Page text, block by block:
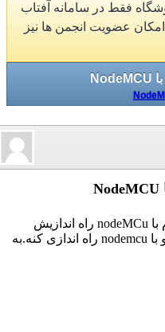
فقط در سامانه آفتاب
عضویت انجمن ها نیز
خریدم و میخوام با nodeMCu راه اندازیش
کنم.آموزشی پیدا نکردم که این ماژولو با nodemcu راه اندازی کنه.به